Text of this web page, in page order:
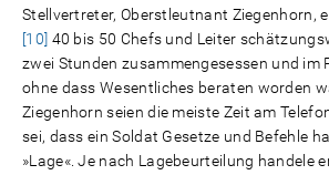
Stellvertreter, Oberstleutnant Ziegenhorn,
[10] 40 bis 50 Chefs und Leiter
zwei Stunden zusammengesessen und im
ohne dass Wesentliches beraten worden
Ziegenhorn seien die meiste Zeit am
sei, dass ein Soldat Gesetze und Befehle
»Lage«. Je nach Lagebeurteilung handele